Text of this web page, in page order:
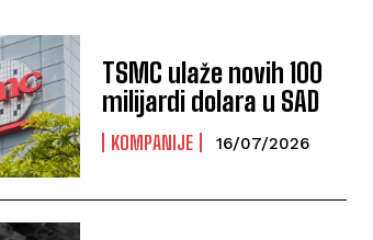
TSMC ulaže novih 100
milijardi dolara u SAD
KOMPANIJE 16/07/2026